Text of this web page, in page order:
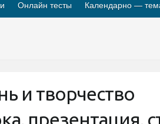
Онлайн тесты Календарно —
и творчество
презентация,